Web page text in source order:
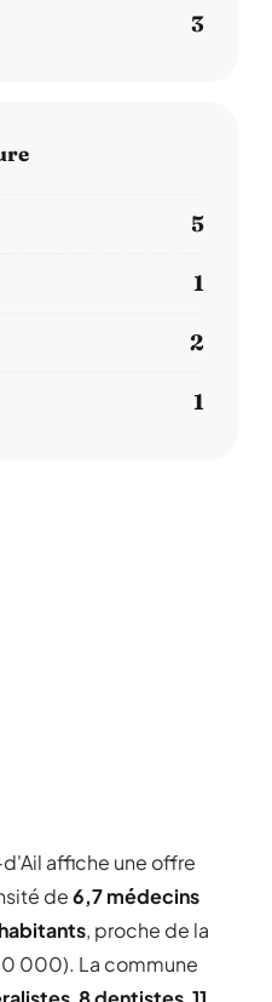
3
5
1
2
1
affiche une offre
de6,7 médecins
, proche de la
000). La commune